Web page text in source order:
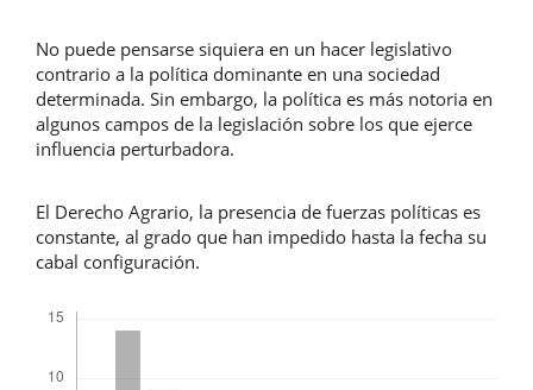
No puede pensarse siquiera en un hacer legislativo
contrario a la política dominante en una sociedad
determinada. Sin embargo, la política es más notoria en
algunos campos de la legislación sobre los que ejerce
influencia perturbadora.
El Derecho Agrario, la presencia de fuerzas políticas es
constante, al grado que han impedido hasta la fecha su
cabal configuración.